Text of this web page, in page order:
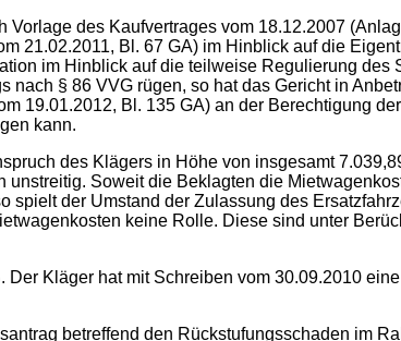
des Kaufvertrages vom 18.12.2007
21.02.2011, Bl. 67 GA) im Hinblick auf die
im Hinblick auf die teilweise Regulierung des
§ 86 VVG rügen, so hat das Gericht in
19.01.2012, Bl. 135 GA) an der Berechtigung
kann.
des Klägers in Höhe von insgesamt
Soweit die Beklagten die
der Umstand der Zulassung des
keine Rolle. Diese sind unter
Kläger hat mit Schreiben vom 30.09.2010
betreffend den Rückstufungsschaden im